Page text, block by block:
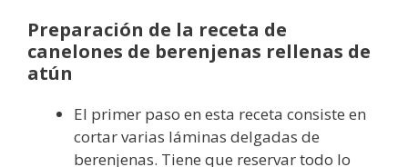
Preparación de la receta de
canelones de berenjenas rellenas de
atún
El primer paso en esta receta consiste en
cortar varias láminas delgadas de
berenjenas. Tiene que reservar todo lo